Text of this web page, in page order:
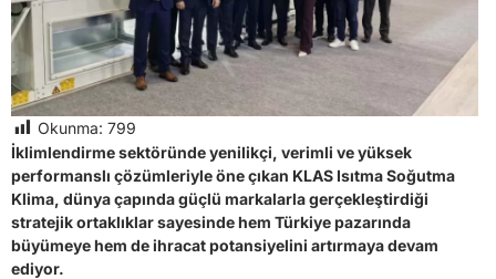
Okunma: 799
İklimlendirme sektöründe yenilikçi, verimli ve yüksek
performanslı çözümleriyle öne çıkan KLAS Isıtma Soğutma
Klima, dünya çapında güçlü markalarla gerçekleştirdiği
stratejik ortaklıklar sayesinde hem Türkiye pazarında
büyümeye hem de ihracat potansiyelini artırmaya devam
ediyor.